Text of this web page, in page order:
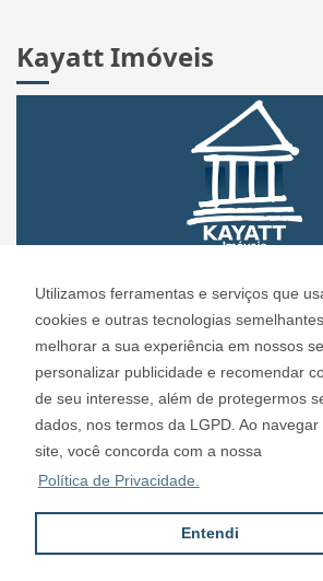
Utilizamos ferramentas e serviços que
cookies e outras tecnologias
melhorar a sua experiência em nossos
personalizar publicidade e recomendar
de seu interesse, além de protegermos
dados, nos termos da LGPD. Ao navegar
site, você concorda com a nossa
Política de Privacidade.
Entendi
Kayatt Imóveis
CRECI: 72.304
Informações de
Kayatt Imóveis - 72.304
contato@kayattimoveis.com.br
+55 (11) 99200-6432
ImóvelOffice© - Todos os